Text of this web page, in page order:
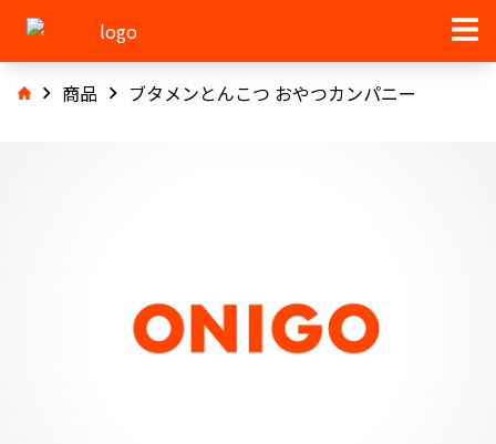
商品 ブタメンとんこつ おやつカンパニー